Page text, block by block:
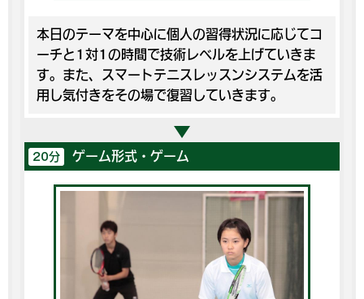
本日のテーマを中心に個人の習得状況に応じてコ
ーチと1対1の時間で技術レベルを上げていきま
す。また、スマートテニスレッスンシステムを活
用し気付きをその場で復習していきます。
20分 ゲーム形式・ゲーム